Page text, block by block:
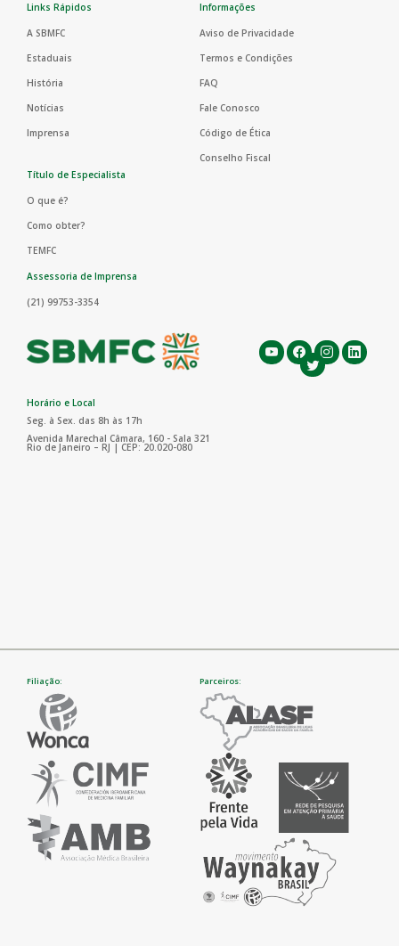
Links Rápidos
A SBMFC
Estaduais
História
Notícias
Imprensa
Informações
Aviso de Privacidade
Termos e Condições
FAQ
Fale Conosco
Código de Ética
Conselho Fiscal
Título de Especialista
O que é?
Como obter?
TEMFC
Assessoria de Imprensa
(21) 99753-3354
Horário e Local
Seg. à Sex. das 8h às 17h
Avenida Marechal Câmara, 160 - Sala 321
Rio de Janeiro – RJ | CEP: 20.020-080
Filiação: Parceiros: